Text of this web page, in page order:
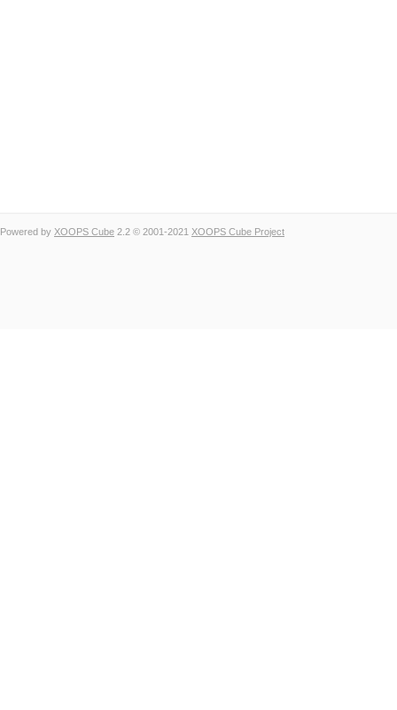
Powered by XOOPS Cube 2.2 © 2001-2021 XOOPS Cube Project